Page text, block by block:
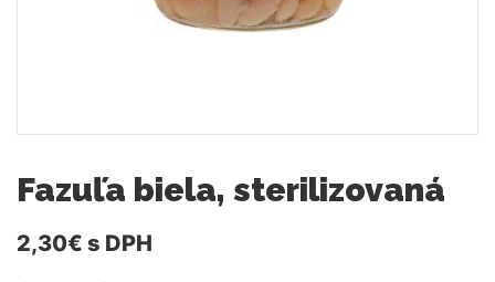
Fazuľa biela, sterilizovaná
2,30€ s DPH